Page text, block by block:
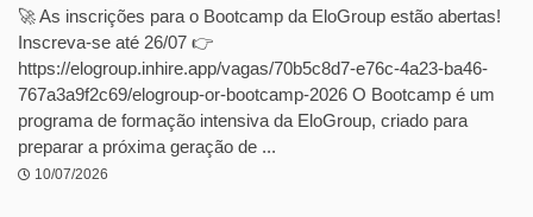
🚀 As inscrições para o Bootcamp da EloGroup estão abertas!
Inscreva-se até 26/07 👉
https://elogroup.inhire.app/vagas/70b5c8d7-e76c-4a23-ba46-
767a3a9f2c69/elogroup-or-bootcamp-2026 O Bootcamp é um
programa de formação intensiva da EloGroup, criado para
preparar a próxima geração de ...
10/07/2026